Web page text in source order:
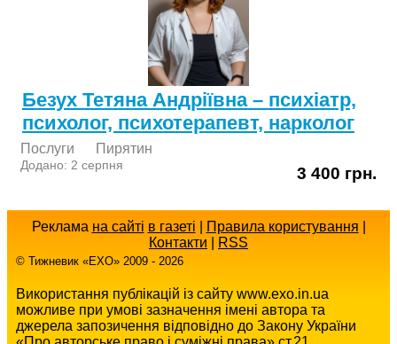
Безух Тетяна Андріївна – психіатр,
психолог, психотерапевт, нарколог
Послуги Пирятин
Додано: 2 серпня 3 400 грн.
Реклама на сайті в газеті Правила користування
Контакти
RSS
© Тижневик «EХO» 2009 - 2026
Використання публікацій із сайту www.exo.in.ua
можливе при умові зазначення імені автора та
джерела запозичення відповідно до Закону України